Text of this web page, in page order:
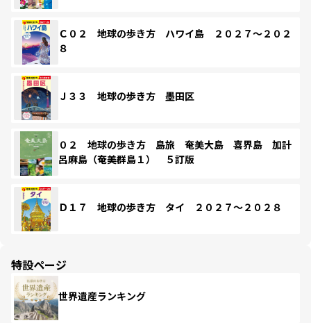
Ｃ０２ 地球の歩き方 ハワイ島 ２０２７～２０２
８
Ｊ３３ 地球の歩き方 墨田区
０２ 地球の歩き方 島旅 奄美大島 喜界島 加計
呂麻島（奄美群島１） ５訂版
Ｄ１７ 地球の歩き方 タイ ２０２７～２０２８
特設ページ
世界遺産ランキング